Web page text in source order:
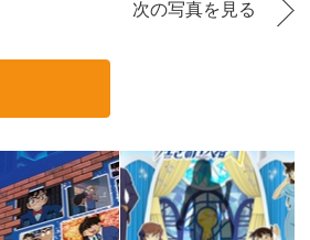
次の写真を見る